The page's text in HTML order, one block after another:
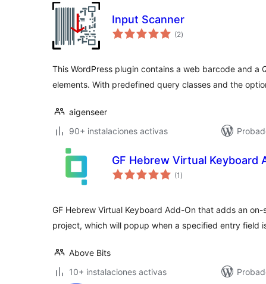
Input Scanner
(2evaluación
total
)
This WordPress plugin contains a web barcode and a
elements. With predefined query classes and the
aigenseer
90+ instalaciones activas
GF Hebrew Virtual Keyboard
(1 evaluación
total
)
GF Hebrew Virtual Keyboard Add-On that adds an
project, which will popup when a specified entry field
Above Bits
10+ instalaciones activas